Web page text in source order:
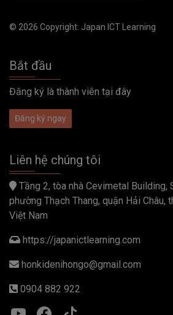
© 2026 Copyright: Japan ICT Learning
Bắt đầu
Đăng ký là thành viên tại đây
Đăng ký ngay
Liên hệ chúng tôi
Tầng 2, tòa nhà Cevimetal Building,
phường Thạch Thang, quận Hải Châu,
Việt Nam
https://japanictlearning.com
honkidenihongo@gmail.com
0904 882 922